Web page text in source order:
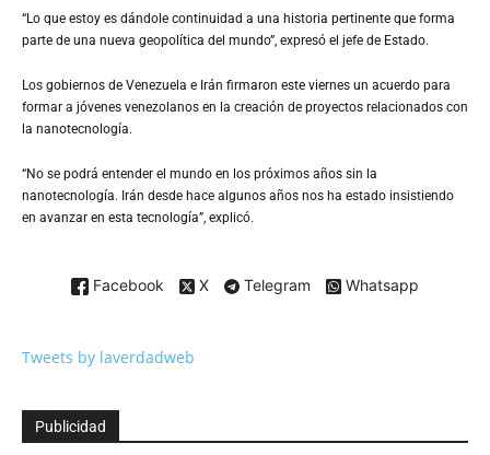
“Lo que estoy es dándole continuidad a una historia pertinente que forma
parte de una nueva geopolítica del mundo”, expresó el jefe de Estado.
Los gobiernos de Venezuela e Irán firmaron este viernes un acuerdo para
formar a jóvenes venezolanos en la creación de proyectos relacionados con
la nanotecnología.
“No se podrá entender el mundo en los próximos años sin la
nanotecnología. Irán desde hace algunos años nos ha estado insistiendo
en avanzar en esta tecnología”, explicó.
Facebook X Telegram Whatsapp
Tweets by laverdadweb
Publicidad